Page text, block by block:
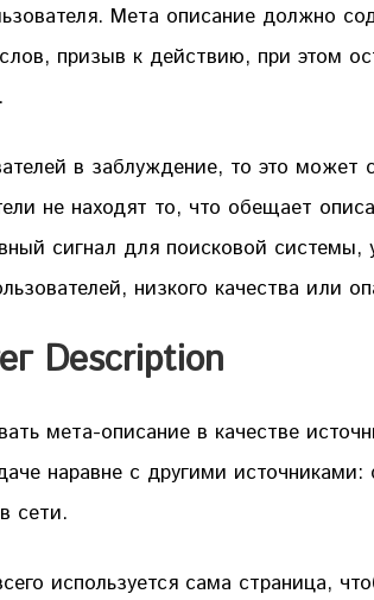
Мета описание должно
призыв к действию, при этом
в заблуждение, то это может
не находят то, что обещает
сигнал для поисковой
низкого качества или
Description
мета-описание в качестве
наравне с другими источниками:
сети.
используется сама страница,